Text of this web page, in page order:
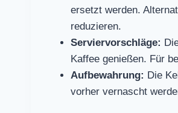
ersetzt werden.
reduzieren.
Serviervorschläge:
Kaffee genießen. Für
Aufbewahrung: Die
vorher vernascht